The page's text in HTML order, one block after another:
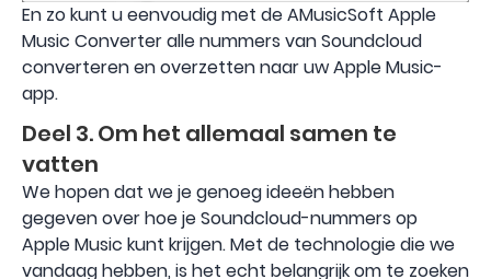
En zo kunt u eenvoudig met de AMusicSoft Apple
Music Converter alle nummers van Soundcloud
converteren en overzetten naar uw Apple Music-
app.
Deel 3. Om het allemaal samen te
vatten
We hopen dat we je genoeg ideeën hebben
gegeven over hoe je Soundcloud-nummers op
Apple Music kunt krijgen. Met de technologie die we
vandaag hebben, is het echt belangrijk om te zoeken